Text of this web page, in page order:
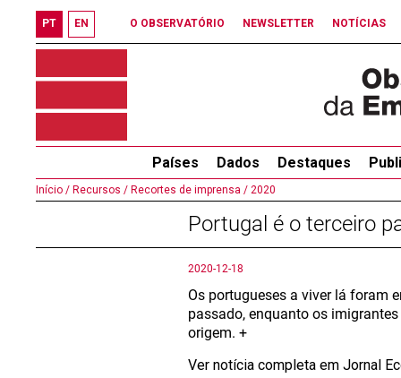
PT EN O OBSERVATÓRIO NEWSLETTER NOTÍCIAS
Países Dados Destaques
Início / Recursos / Recortes de imprensa / 2020
Portugal é o terceiro
2020-12-18
Os portugueses a viver lá foram
passado, enquanto os
origem. +
Ver notícia completa em Jornal